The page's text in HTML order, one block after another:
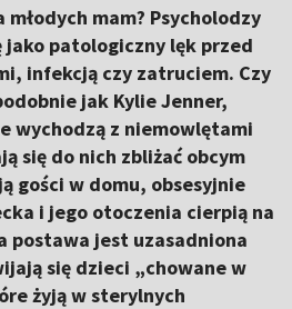
mam? Psycholodzy
patologiczny lęk przed
infekcją czy zatruciem. Czy
jak Kylie Jenner,
wychodzą z niemowlętami
się do nich zbliżać obcym
gości w domu, obsesyjnie
i jego otoczenia cierpią na
postawa jest uzasadniona
się dzieci „chowane w
żyją w sterylnych